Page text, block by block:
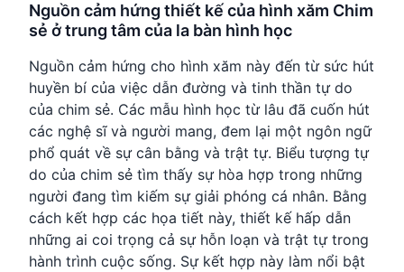
Nguồn cảm hứng thiết kế của hình xăm Chim
sẻ ở trung tâm của la bàn hình học
Nguồn cảm hứng cho hình xăm này đến từ sức hút
huyền bí của việc dẫn đường và tinh thần tự do
của chim sẻ. Các mẫu hình học từ lâu đã cuốn hút
các nghệ sĩ và người mang, đem lại một ngôn ngữ
phổ quát về sự cân bằng và trật tự. Biểu tượng tự
do của chim sẻ tìm thấy sự hòa hợp trong những
người đang tìm kiếm sự giải phóng cá nhân. Bằng
cách kết hợp các họa tiết này, thiết kế hấp dẫn
những ai coi trọng cả sự hỗn loạn và trật tự trong
hành trình cuộc sống. Sự kết hợp này làm nổi bật